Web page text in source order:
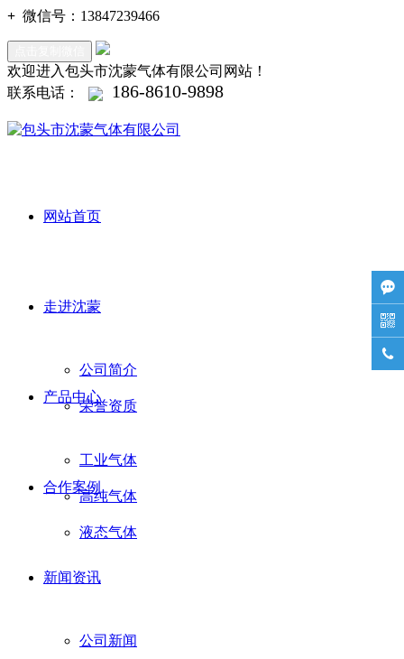
+ 微信号： 13847239466
欢迎进入包头市沈蒙气体有限公司网站！
联系电话：
186-8610-9898
网站首页
走进沈蒙
公司简介
荣誉资质
产品中心
工业气体
高纯气体
液态气体
合作案例
新闻资讯
公司新闻


